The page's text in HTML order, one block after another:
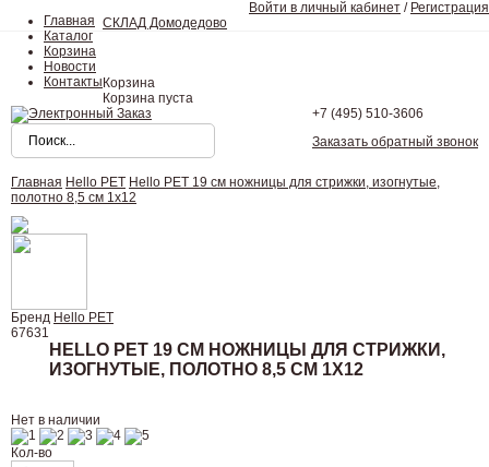
Главная
Каталог
Корзина
Новости
Контакты
Войти в личный кабинет / Регистрация
СКЛАД Домодедово
Корзина
Корзина пуста
+7 (495) 510-3606
Заказать обратный звонок
Главная Hello PET Hello PET 19 см ножницы для стрижки, изогнутые,
полотно 8,5 см 1х12
Бренд Hello PET
67631
HELLO PET 19 СМ НОЖНИЦЫ ДЛЯ СТРИЖКИ,
ИЗОГНУТЫЕ, ПОЛОТНО 8,5 СМ 1Х12
Нет в наличии
Кол-во